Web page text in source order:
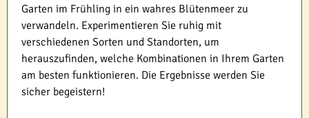
Garten im Frühling in ein wahres Blütenmeer zu
verwandeln. Experimentieren Sie ruhig mit
verschiedenen Sorten und Standorten, um
herauszufinden, welche Kombinationen in Ihrem Garten
am besten funktionieren. Die Ergebnisse werden Sie
sicher begeistern!